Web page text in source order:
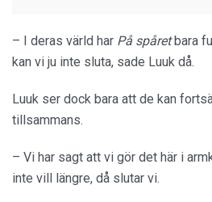
– I deras värld har På spåretbara
kan vi ju inte sluta, sade Luuk då.
Luuk ser dock bara att de kan
tillsammans.
– Vi har sagt att vi gör det här i
inte vill längre, då slutar vi.